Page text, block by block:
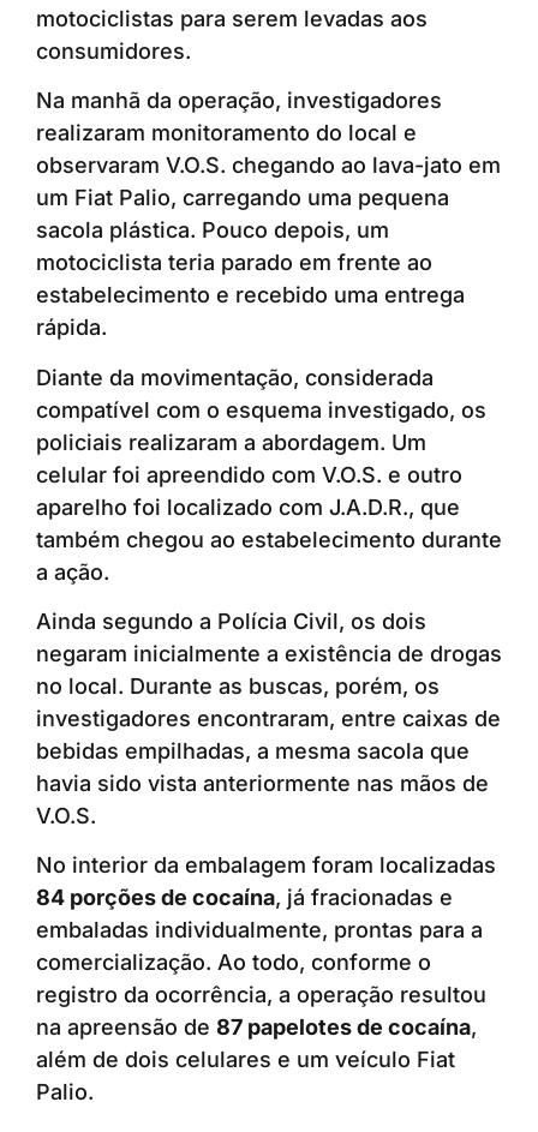
motociclistas para serem levadas aos
consumidores.
Na manhã da operação, investigadores
realizaram monitoramento do local e
observaram V.O.S. chegando ao lava-jato em
um Fiat Palio, carregando uma pequena
sacola plástica. Pouco depois, um
motociclista teria parado em frente ao
estabelecimento e recebido uma entrega
rápida.
Diante da movimentação, considerada
compatível com o esquema investigado, os
policiais realizaram a abordagem. Um
celular foi apreendido com V.O.S. e outro
aparelho foi localizado com J.A.D.R., que
também chegou ao estabelecimento durante
a ação.
Ainda segundo a Polícia Civil, os dois
negaram inicialmente a existência de drogas
no local. Durante as buscas, porém, os
investigadores encontraram, entre caixas de
bebidas empilhadas, a mesma sacola que
havia sido vista anteriormente nas mãos de
V.O.S.
No interior da embalagem foram localizadas
84 porções de cocaína, já fracionadas e
embaladas individualmente, prontas para a
comercialização. Ao todo, conforme o
registro da ocorrência, a operação resultou
na apreensão de 87 papelotes de cocaína,
além de dois celulares e um veículo Fiat
Palio.